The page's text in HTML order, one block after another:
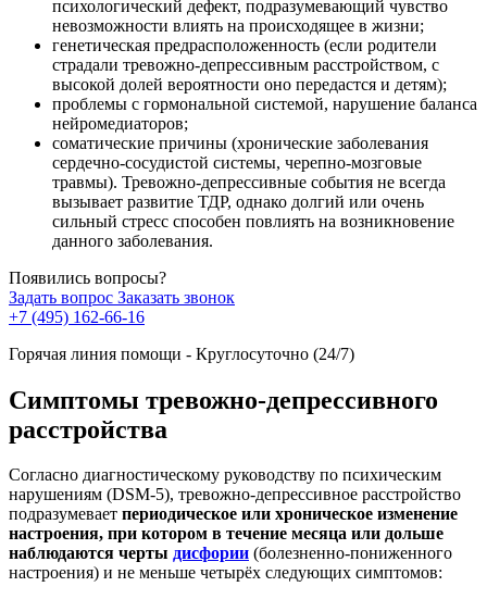
психологический дефект, подразумевающий чувство
невозможности влиять на происходящее в жизни;
генетическая предрасположенность (если родители
страдали тревожно-депрессивным расстройством, с
высокой долей вероятности оно передастся и детям);
проблемы с гормональной системой, нарушение баланса
нейромедиаторов;
соматические причины (хронические заболевания
сердечно-сосудистой системы, черепно-мозговые
травмы). Тревожно-депрессивные события не всегда
вызывает развитие ТДР, однако долгий или очень
сильный стресс способен повлиять на возникновение
данного заболевания.
Появились вопросы?
Задать вопрос Заказать звонок
+7 (495) 162-66-16
Горячая линия помощи - Круглосуточно (24/7)
Симптомы тревожно-депрессивного
расстройства
Согласно диагностическому руководству по психическим
нарушениям (DSM-5), тревожно-депрессивное расстройство
подразумевает периодическое или хроническое изменение
настроения, при котором в течение месяца или дольше
наблюдаются черты дисфории (болезненно-пониженного
настроения) и не меньше четырёх следующих симптомов: